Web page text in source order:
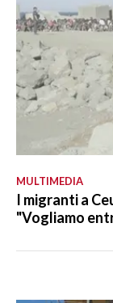
MULTIMEDIA
I migranti a
"Vogliamo